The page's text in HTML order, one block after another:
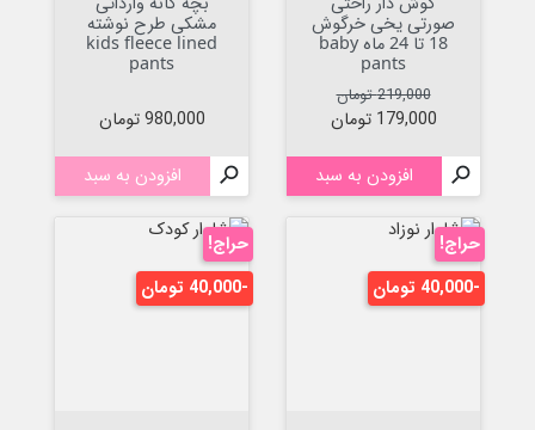
صورتی یخی خرگوش
18 تا 24 ماه baby
pants
قیمت عادی
219,000 تومان
قیمت
179,000 تومان
 افزودن به سبد
مشکی طرح نوشته
kids fleece lined
pants
قیمت
980,000 تومان
 افزودن به سبد
حراج!
-40,000 تومان
حراج!
-40,000 تومان